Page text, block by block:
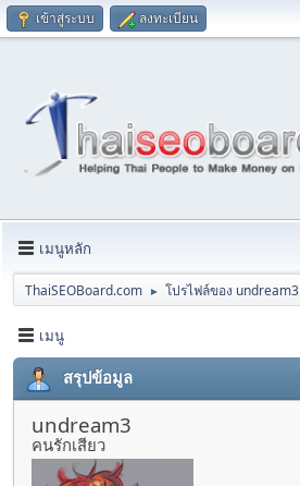
เข้าสู่ระบบ ลงทะเบียน
เมนูหลัก
ThaiSEOBoard.com ► โปรไฟล์ของ undream3
เมนู
สรุปข้อมูล
undream3
คนรักเสียว